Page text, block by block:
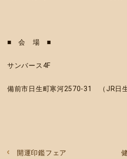
■ 会 場 ■
サンバース4F
備前市日生町寒河2570-31 （JR日生
開運印鑑フェア